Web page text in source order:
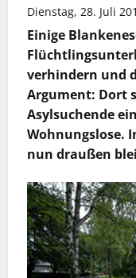
Dienstag, 28. Juli
Einige
verhindern und
Argument: Dort
Asylsuchende
Wohnungslose.
nun draußen